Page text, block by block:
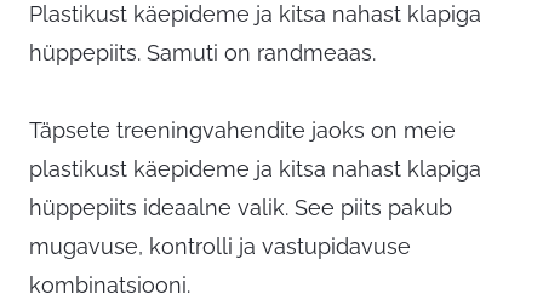
Plastikust käepideme ja kitsa nahast klapiga
hüppepiits. Samuti on randmeaas.
Täpsete treeningvahendite jaoks on meie
plastikust käepideme ja kitsa nahast klapiga
hüppepiits ideaalne valik. See piits pakub
mugavuse, kontrolli ja vastupidavuse
kombinatsiooni.